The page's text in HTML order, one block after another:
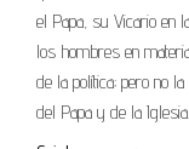
el Papa, su Vicario en
los hombres en
de la política; pero no
del Papa y de la Iglesia.